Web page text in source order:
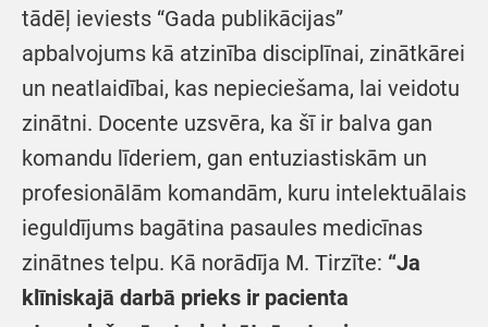
tādēļ ieviests “Gada publikācijas”
apbalvojums kā atzinība disciplīnai, zinātkārei
un neatlaidībai, kas nepieciešama, lai veidotu
zinātni. Docente uzsvēra, ka šī ir balva gan
komandu līderiem, gan entuziastiskām un
profesionālām komandām, kuru intelektuālais
ieguldījums bagātina pasaules medicīnas
zinātnes telpu. Kā norādīja M. Tirzīte: “Ja
klīniskajā darbā prieks ir pacienta